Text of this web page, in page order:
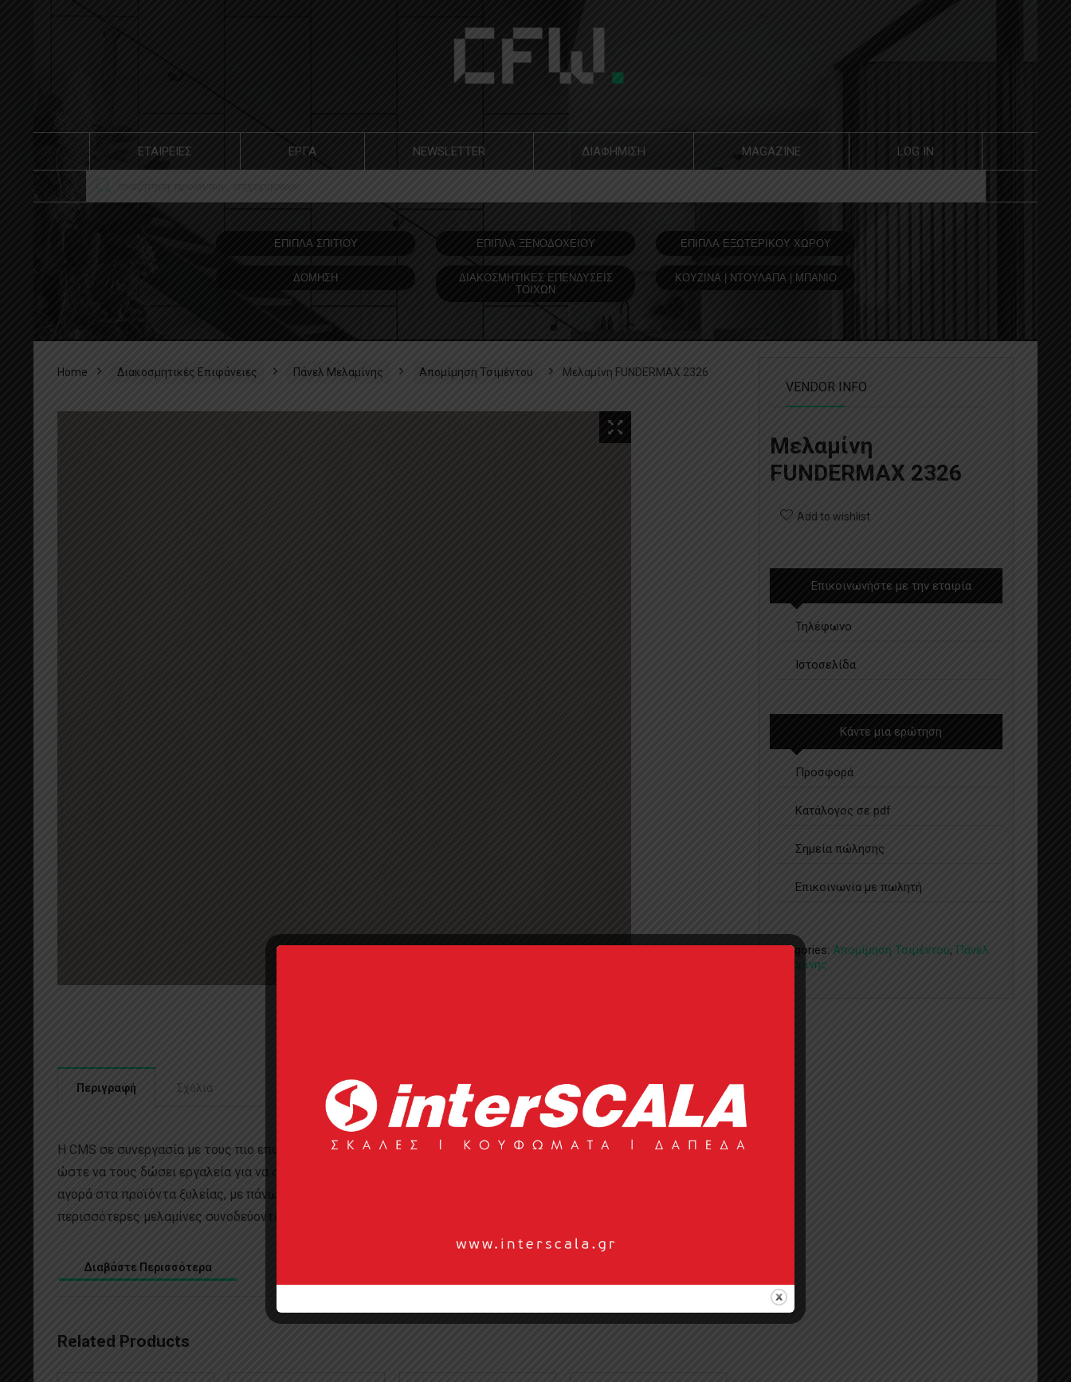
ΕΤΑΙΡΕΙΕΣ ΕΡΓΑ NEWSLETTER ΔΙΑΦΗΜΙΣΗ MAGAZINE LOG IN
ΕΠΙΠΛΑ ΣΠΙΤΙΟΥ ΕΠΙΠΛΑ ΞΕΝΟΔOΧΕΙΟΥ ΕΠΙΠΛΑ ΕΞΩΤΕΡΙΚΟΥ ΧΩΡΟΥ
ΔΟΜΗΣΗ
ΔΙΑΚΟΣΜΗΤΙΚΕΣ ΕΠΕΝΔΥΣΕΙΣ
ΤΟΙΧΩΝ
ΚΟΥΖΙΝΑ | ΝΤΟΥΛΑΠΑ | ΜΠΑΝΙΟ
Home Διακοσμητικές Επιφάνειες Πάνελ Μελαμίνης Απομίμηση Τσιμέντου Μελαμίνη FUNDERMAX 2326
Περιγραφή Σχόλια
H CMS σε συνεργασία με τους πιο επώνυμους οίκους επιλέγει ό,τι καλύτερο για λογαριασμό των πελατών της
ώστε να τους δώσει εργαλεία για να συνθέσουν τα πιο απαιτητικά και δημιουργικά project. Πρωτοπορεί στην
αγορά στα προϊόντα ξυλείας, με πάνω από 150 décor μελαμίνης σε stock σε διάφορες αποχρώσεις και υφές .Οι
περισσότερες μελαμίνες συνοδεύονται και με φορμά ...
Διαβάστε Περισσότερα
Related Products
VENDOR INFO
Μελαμίνη
FUNDERMAX 2326
Add to wishlist
Επικοινωνήστε με την εταιρία
Τηλέφωνο
Ιστοσελίδα
Κάντε μια ερώτηση
Προσφορά
Κατάλογος σε pdf
Σημεία πώλησης
Επικοινωνία με πωλητή
Categories: Απομίμηση Τσιμέντου, Πάνελ
Μελαμίνης